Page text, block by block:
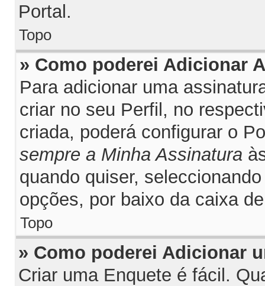
Portal.
Topo
» Como poderei Adicionar
Para adicionar uma
criar no seu Perfil, no
criada, poderá configurar o
sempre a Minha Assinatura
quando quiser, seleccionando
opções, por baixo da caixa
Topo
» Como poderei Adicionar
Criar uma Enquete é fácil.